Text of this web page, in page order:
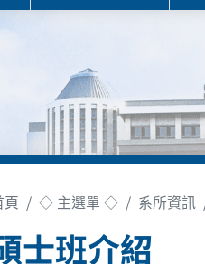
頁 ◇ 主選單 ◇ 系所資訊
士班介紹